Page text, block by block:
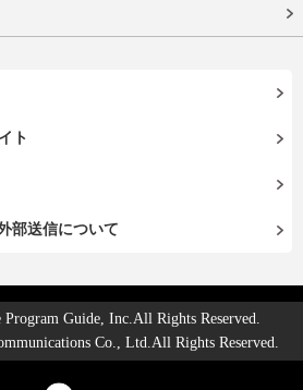
ト
部送信について
Guide, Inc.All Rights Reserved.
Co., Ltd.All Rights Reserved.